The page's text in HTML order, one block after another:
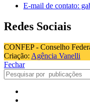
E-mail de contato:
Redes Sociais
CONFEP - Conselho
Criação: Agência Vanelli
Fechar